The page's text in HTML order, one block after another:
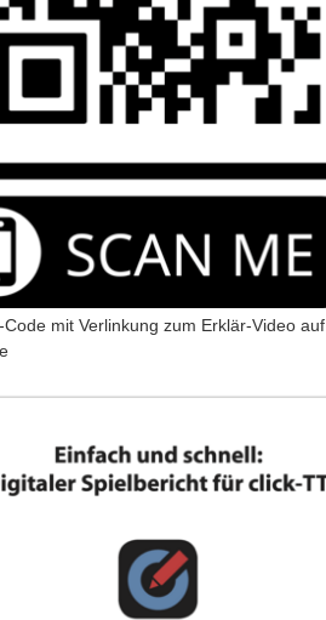
Code mit Verlinkung zum Erklär-Video auf